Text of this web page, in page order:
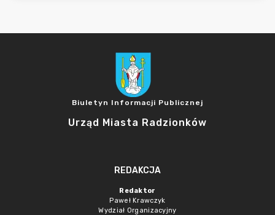
Biuletyn Informacji Publicznej
Urząd Miasta Radzionków
REDAKCJA
Redaktor
Paweł Krawczyk
Wydział Organizacyjny